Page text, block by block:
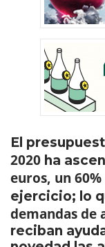
El
2020 ha
euros, un
ejercicio; lo
demandas de
reciban